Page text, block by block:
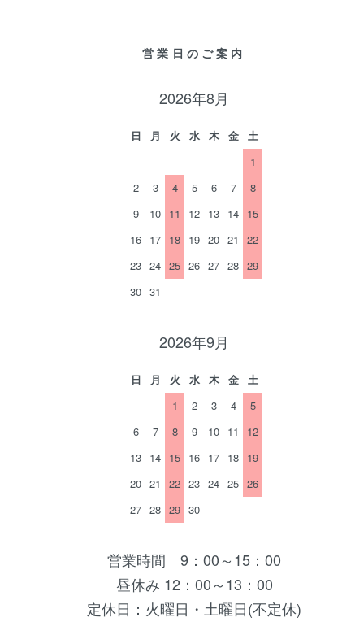
営業日のご案内
2026年8月
日 月 火 水 木 金
土
1
2
3 4 5 6 7
8
9
10 11 12 13 14 15
16 17 18 19 20 21
22
23 24 25 26 27 28 29
30 31
2026年9月
日 月 火 水 木 金
土
1
2 3 4
5
6
7 8 9 10 11
12
13 14 15 16 17 18 19
20 21 22 23 24 25 26
27 28 29 30
営業時間 9：00～15：00
昼休み 12：00～13：00
定休日：火曜日・土曜日(不定休)